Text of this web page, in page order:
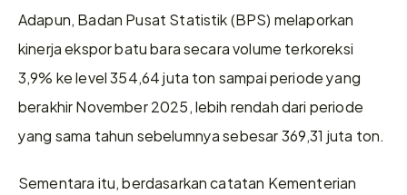
Adapun, Badan Pusat Statistik (BPS) melaporkan
kinerja ekspor batu bara secara volume terkoreksi
3,9% ke level 354,64 juta ton sampai periode yang
berakhir November 2025, lebih rendah dari periode
yang sama tahun sebelumnya sebesar 369,31 juta ton.
Sementara itu, berdasarkan catatan Kementerian